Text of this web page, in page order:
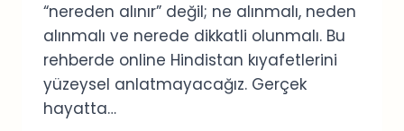
“nereden alınır” değil; ne alınmalı, neden
alınmalı ve nerede dikkatli olunmalı. Bu
rehberde online Hindistan kıyafetlerini
yüzeysel anlatmayacağız. Gerçek
hayatta…